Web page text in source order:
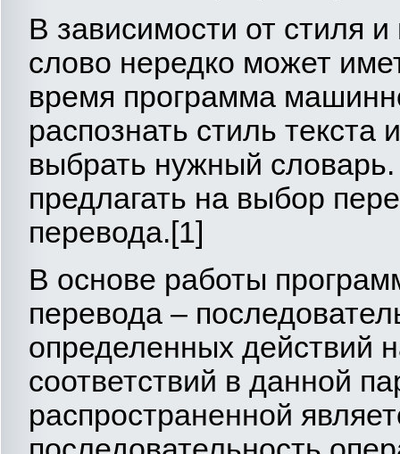
В зависимости от стиля
слово нередко может
время программа
распознать стиль текста
выбрать нужный
предлагать на выбор
перевода.[1]
В основе работы
перевода –
определенных действий
соответствий в данной
распространенной